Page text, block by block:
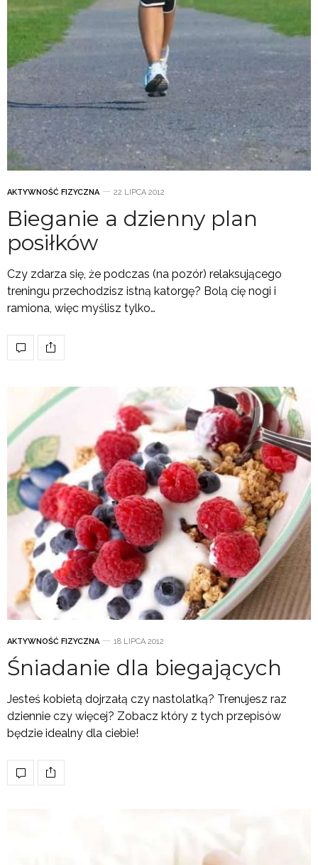
AKTYWNOŚĆ FIZYCZNA 22 LIPCA 2012
Bieganie a dzienny plan
posiłków
Czy zdarza się, że podczas (na pozór) relaksującego
treningu przechodzisz istną katorgę? Bolą cię nogi i
ramiona, więc myślisz tylko…
AKTYWNOŚĆ FIZYCZNA 18 LIPCA 2012
Śniadanie dla biegających
Jesteś kobietą dojrzałą czy nastolatką? Trenujesz raz
dziennie czy więcej? Zobacz który z tych przepisów
będzie idealny dla ciebie!